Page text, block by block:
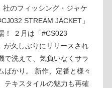
社のフィッシング・ジャケ
STREAM JACKET」
！ ２月は「#CS023
が久しぶりにリリースされ
で洗えて、気負いなくサラ
ばかり。 新作、定番と様々
テキスタイルの魅力も再確